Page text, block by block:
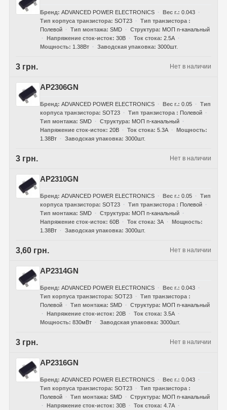
Бренд ADVANCED POWER ELECTRONICS Вес г. 0.043
Тип корпуса транзистора SOT23
Тип транзистора
Полевой
Тип монтажа SMD Структура
МОП n-канальный
Напряжение сток-исток 30В Ток стока 2.5А
Мощность
1.38Вт Заводская упаковка 3000шт.
3 грн. Нет в наличии
AP2306GN
Бренд ADVANCED POWER ELECTRONICS Вес г. 0.05
Тип
корпуса транзистора SOT23 Тип транзистора
Полевой
Тип монтажа SMD Структура
МОП n-канальный
Напряжение сток-исток 20В Ток стока 5.3А
Мощность
1.38Вт
Заводская упаковка 3000шт.
3 грн. Нет в наличии
AP2310GN
Бренд ADVANCED POWER ELECTRONICS Вес г. 0.05
Тип
корпуса транзистора SOT23 Тип транзистора
Полевой
Тип монтажа SMD Структура
МОП n-канальный
Напряжение сток-исток 60В Ток стока 3А
Мощность
1.38Вт
Заводская упаковка 3000шт.
3,60 грн. Нет в наличии
AP2314GN
Бренд ADVANCED POWER ELECTRONICS Вес г. 0.043
Тип корпуса транзистора SOT23
Тип транзистора
Полевой
Тип монтажа SMD Структура
МОП n-канальный
Напряжение сток-исток 20В Ток стока 3.5А
Мощность 830мВт Заводская упаковка 3000шт.
3 грн. Нет в наличии
AP2316GN
Бренд ADVANCED POWER ELECTRONICS Вес г. 0.043
Тип корпуса транзистора SOT23
Тип транзистора
Полевой
Тип монтажа SMD Структура
МОП n-канальный
Напряжение сток-исток 30В Ток стока 4.7А